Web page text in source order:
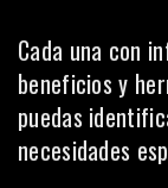
Cada una con
beneficios y
puedas
necesidades